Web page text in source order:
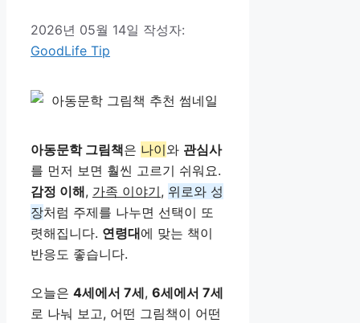
2026년 05월 14일 작성자:
GoodLife Tip
아동문학 그림책은 나이와 관심사
를 먼저 보면 훨씬 고르기 쉬워요.
감정 이해, 가족 이야기, 위로와 성
장처럼 주제를 나누면 선택이 또
렷해집니다. 연령대에 맞는 책이
반응도 좋습니다.
오늘은 4세에서 7세, 6세에서 7세
로 나눠 보고, 어떤 그림책이 어떤